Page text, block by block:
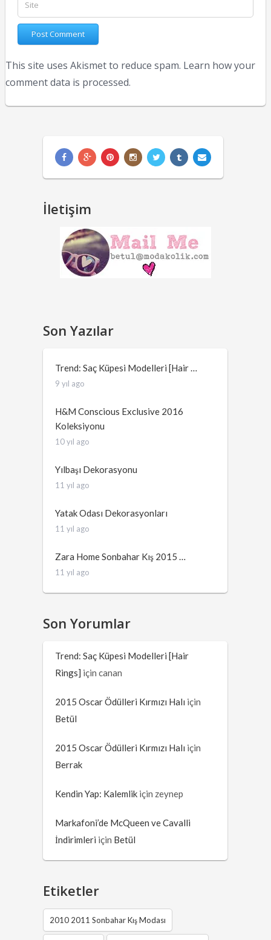
This site uses Akismet to reduce spam. Learn how your
comment data is processed.
İletişim
Son Yazılar
Trend: Saç Küpesi Modelleri [Hair …
9 yıl ago
H&M Conscious Exclusive 2016
Koleksiyonu
10 yıl ago
Yılbaşı Dekorasyonu
11 yıl ago
Yatak Odası Dekorasyonları
11 yıl ago
Zara Home Sonbahar Kış 2015 …
11 yıl ago
Son Yorumlar
Trend: Saç Küpesi Modelleri [Hair
Rings] içincanan
2015 Oscar Ödülleri Kırmızı Halı için
Betül
2015 Oscar Ödülleri Kırmızı Halı için
Berrak
Kendin Yap: Kalemlik için zeynep
Markafoni’de McQueen ve Cavalli
İndirimleri için Betül
Etiketler
2010 2011 Sonbahar Kış Modası